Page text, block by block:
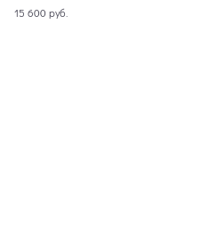
15 600 pуб.